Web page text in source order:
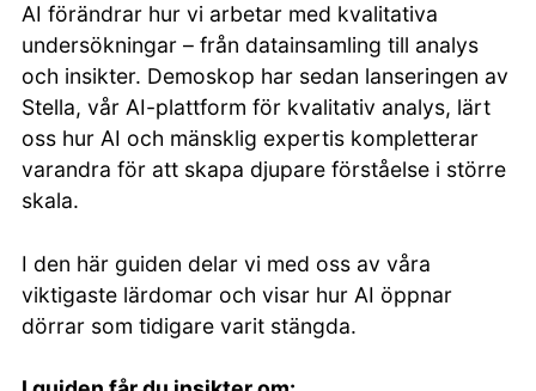
AI förändrar hur vi arbetar med kvalitativa
undersökningar – från datainsamling till analys
och insikter. Demoskop har sedan lanseringen av
Stella, vår AI-plattform för kvalitativ analys, lärt
oss hur AI och mänsklig expertis kompletterar
varandra för att skapa djupare förståelse i större
skala.
I den här guiden delar vi med oss av våra
viktigaste lärdomar och visar hur AI öppnar
dörrar som tidigare varit stängda.